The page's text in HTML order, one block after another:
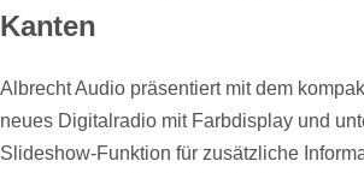
Kanten
Albrecht Audio präsentiert mit dem
neues Digitalradio mit Farbdisplay und
Slideshow-Funktion für zusätzliche